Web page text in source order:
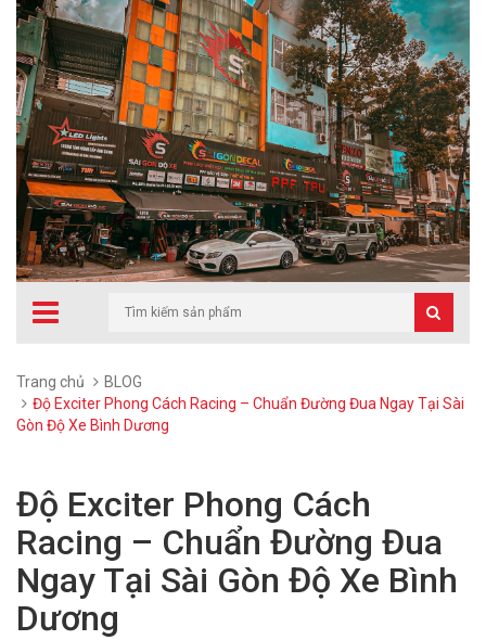
Trang chủ
BLOG
Độ Exciter Phong Cách Racing – Chuẩn Đường Đua Ngay Tại Sài
Gòn Độ Xe Bình Dương
Độ Exciter Phong Cách
Racing – Chuẩn Đường Đua
Ngay Tại Sài Gòn Độ Xe Bình
Dương